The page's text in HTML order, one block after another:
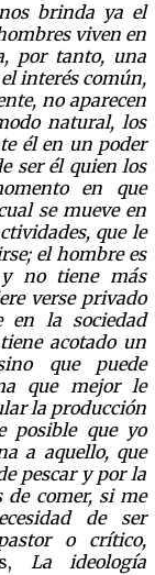
brinda ya el
viven en
por tanto, una
interés común,
no aparecen
natural, los
él en un poder
ser él quien los
en que
se mueve en
que le
el hombre es
y no tiene más
verse privado
en la sociedad
acotado un
que puede
que mejor le
la producción
posible que yo
a aquello, que
pescar y por la
de comer, si me
de ser
o crítico,
La ideología